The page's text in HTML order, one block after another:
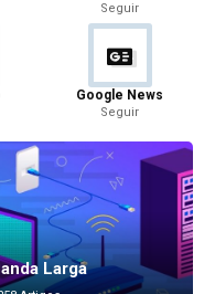
Seguir
Google News
Seguir
Larga